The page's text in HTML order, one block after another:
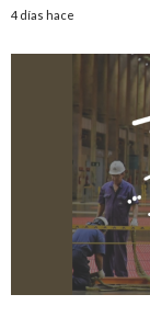
4 días hace